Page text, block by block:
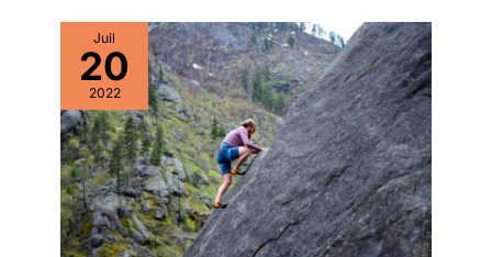
Juil
20
2022